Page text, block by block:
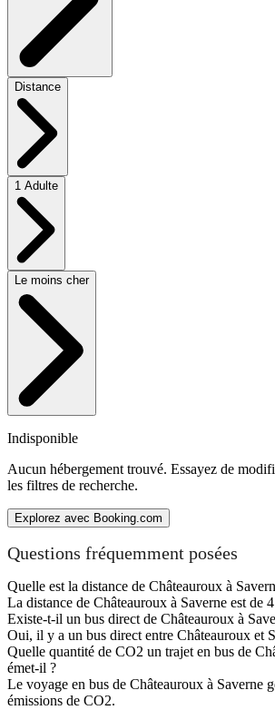
Distance
1 Adulte
Le moins cher
Indisponible
Aucun hébergement trouvé. Essayez de
les filtres de recherche.
Explorez avec Booking.com
Questions fréquemment posées
Quelle est la distance de Châteauroux à
La distance de Châteauroux à Saverne est de
Existe-t-il un bus direct de Châteauroux à
Oui, il y a un bus direct entre Châteauroux et
Quelle quantité de CO2 un trajet en bus de
émet-il ?
Le voyage en bus de Châteauroux à Saverne
émissions de CO2.